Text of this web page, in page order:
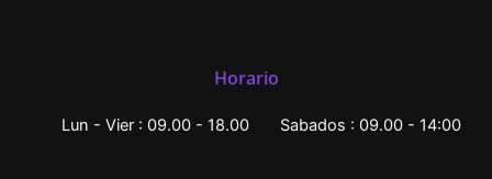
Horario
Lun - Vier : 09.00 - 18.00 Sabados : 09.00 - 14:00